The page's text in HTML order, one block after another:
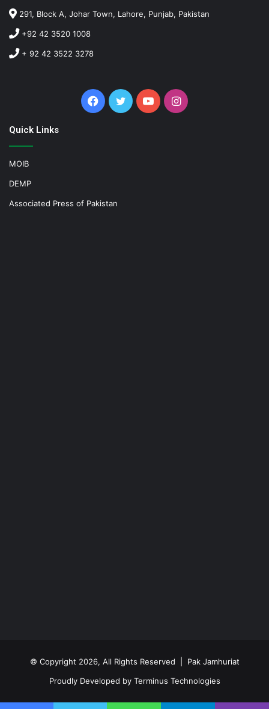
291, Block A, Johar Town, Lahore, Punjab, Pakistan
+92 42 3520 1008
+ 92 42 3522 3278
Facebook
TwitterYouTubeInstagram
Quick Links
MOIB
DEMP
Associated Press of Pakistan
© Copyright 2026, All Rights Reserved | Pak Jamhuriat
Proudly Developed by Terminus Technologies